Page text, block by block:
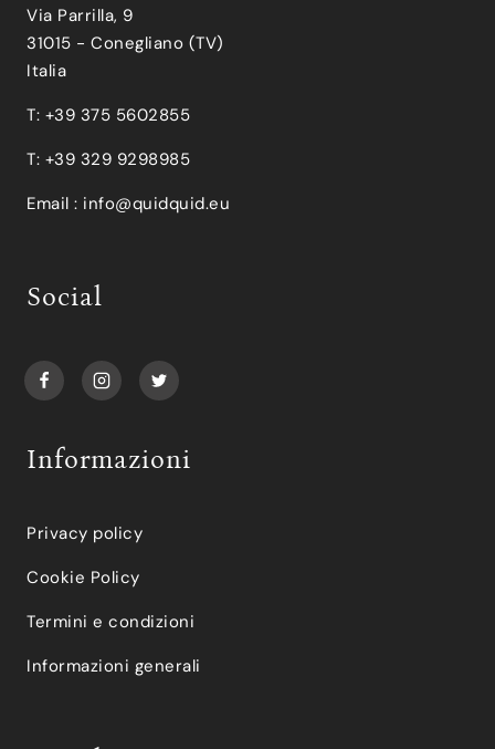
Via Parrilla, 9
31015 - Conegliano (TV)
Italia
T: +39 375 5602855
T: +39 329 9298985
Email : info@quidquid.eu
Social
Informazioni
Privacy policy
Cookie Policy
Termini e condizioni
Informazioni generali